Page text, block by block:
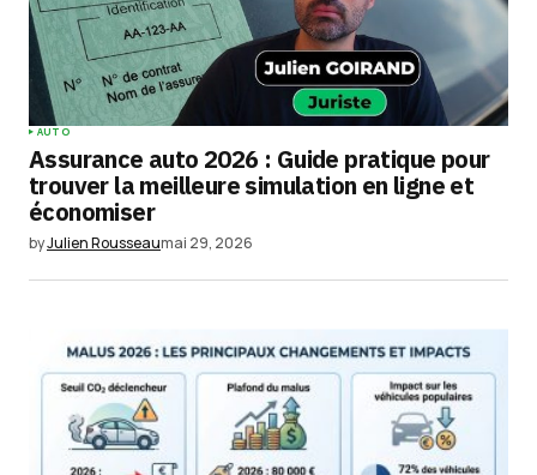
AUTO
Assurance auto 2026 : Guide pratique pour
trouver la meilleure simulation en ligne et
économiser
byJulien Rousseaumai 29, 2026